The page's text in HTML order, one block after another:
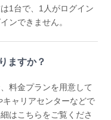
1台で、1人がログイン
ンできません。
ますか？
料金プランを用意して
キャリアセンターなどで
はこちらをご覧くださ